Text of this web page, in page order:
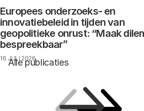
Alle publicaties
Europees onderzoeks- en
innovatiebeleid in tijden van
geopolitieke onrust: “Maak
bespreekbaar”
16 JULI 2026